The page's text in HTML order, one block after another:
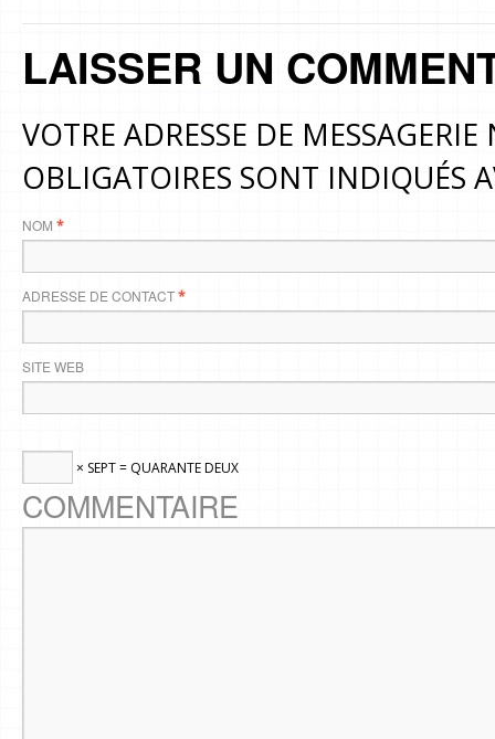
LAISSER UN
VOTRE ADRESSE DE
OBLIGATOIRES SONT INDIQUÉS
NOM *
ADRESSE DE CONTACT*
SITE WEB
× SEPT = QUARANTE DEUX
COMMENTAIRE